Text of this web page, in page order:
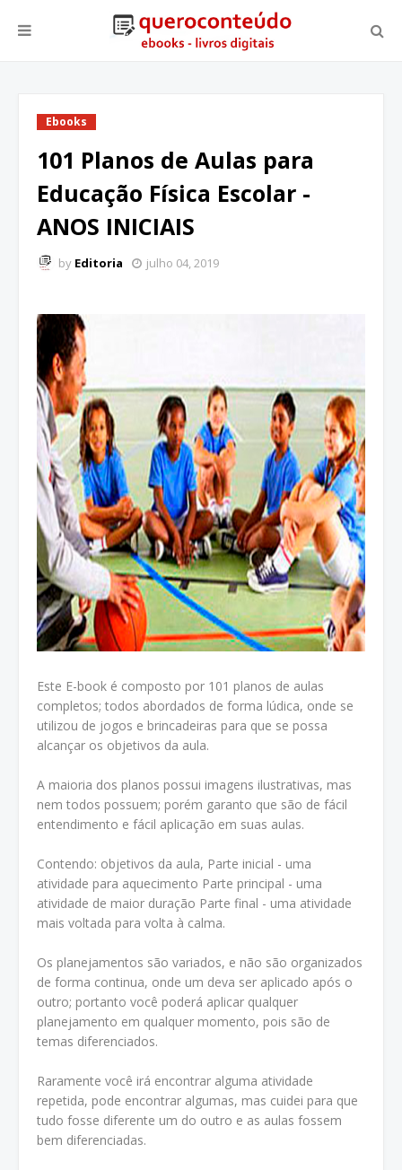
Ebooks
101 Planos de Aulas para
Educação Física Escolar -
ANOS INICIAIS
by Editoria julho 04, 2019
Este E-book é composto por 101 planos de aulas
completos; todos abordados de forma lúdica, onde se
utilizou de jogos e brincadeiras para que se possa
alcançar os objetivos da aula.
A maioria dos planos possui imagens ilustrativas, mas
nem todos possuem; porém garanto que são de fácil
entendimento e fácil aplicação em suas aulas.
Contendo: objetivos da aula, Parte inicial - uma
atividade para aquecimento Parte principal - uma
atividade de maior duração Parte final - uma atividade
mais voltada para volta à calma.
Os planejamentos são variados, e não são organizados
de forma continua, onde um deva ser aplicado após o
outro; portanto você poderá aplicar qualquer
planejamento em qualquer momento, pois são de
temas diferenciados.
Raramente você irá encontrar alguma atividade
repetida, pode encontrar algumas, mas cuidei para que
tudo fosse diferente um do outro e as aulas fossem
bem diferenciadas.